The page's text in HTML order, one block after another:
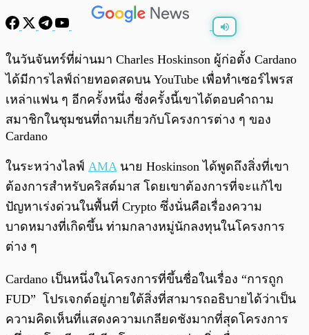
พร้อมเล่น 0:00
ในวันจันทร์ที่ผ่านมา Charles Hoskinson ผู้ก่อตั้ง Cardano
ได้มีการไลฟ์ถ่ายทอดสดบน YouTube เพื่อทำเซอร์ไพรส
เหล่าแฟน ๆ อีกครั้งหนึ่ง ซึ่งครั้งนี้เขาได้ตอบคำถาม
สมาชิกในชุมชนที่ถามเกี่ยวกับโครงการต่าง ๆ ของ
Cardano
ในระหว่างไลฟ์ AMAนาย Hoskinson ได้พูดถึงสิ่งที่เขา
ต้องการสำหรับคริสต์มาส โดยเขาต้องการที่จะแก้ไข
ปัญหาเร่งด่วนในพื้นที่ Crypto ซึ่งนั่นคือเรื่องความ
บาดหมางที่เกิดขึ้น ท่ามกลางหมู่นักลงทุนในโครงการ
ต่าง ๆ
Cardano เป็นหนึ่งในโครงการที่ขึ้นชื่อในเรื่อง “การถูก
FUD” โปรเจกต์อยู่ภายใต้สิ่งที่สามารถอธิบายได้ว่าเป็น
ความคิดเห็นที่แสดงความเกลียดชังมากที่สุดโครงการ